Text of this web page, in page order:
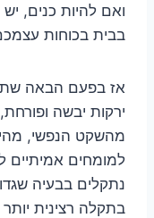
ואם להיות כנים,
בבית בכוחות
אז בפעם הבאה
ירקות יבשה
מהשקט הנפשי,
למומחים
נתקלים בבעיה
בתקלה רצינית